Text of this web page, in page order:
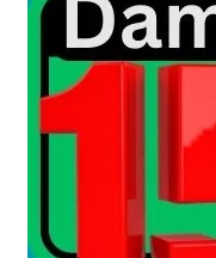
Mi cuenta
Nicky Jam
NickyJam PMFs/FAQs
Papi Longaniza